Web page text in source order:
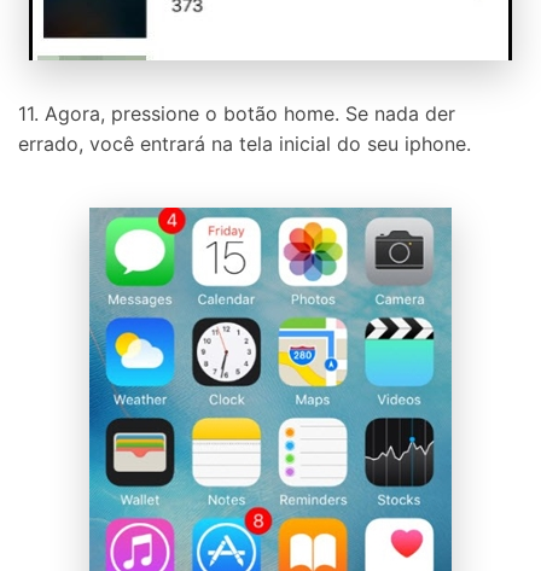
11. Agora, pressione o botão home. Se nada der
errado, você entrará na tela inicial do seu iphone.